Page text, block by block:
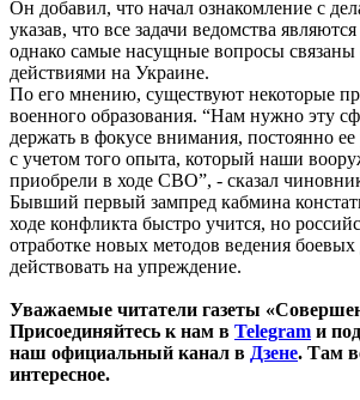
Он добавил, что начал ознакомление с
указав, что все задачи ведомства
однако самые насущные вопросы
действиями на Украине.
По его мнению, существуют некоторые
военного образования. “Нам нужно эту
держать в фокусе внимания, постоянно ее
с учетом того опыта, который наши
приобрели в ходе СВО”, - сказал
Бывший первый зампред кабмина
ходе конфликта быстро учится, но
отработке новых методов ведения
действовать на упреждение.
Уважаемые читатели газеты
Присоединяйтесь к нам в Telegram и
наш официальный канал в Дзене. Там
интересное.